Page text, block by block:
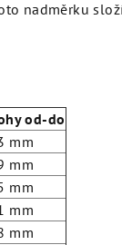
nadměrku
od-do
mm
mm
mm
mm
mm